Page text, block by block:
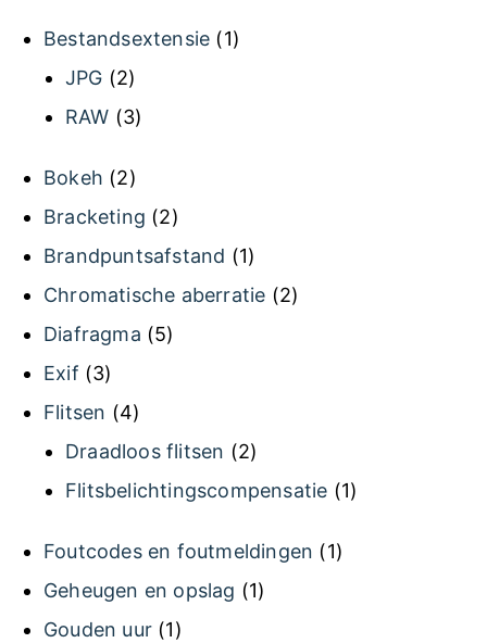
Bestandsextensie (1)
JPG (2)
RAW (3)
Bokeh (2)
Bracketing (2)
Brandpuntsafstand (1)
Chromatische aberratie (2)
Diafragma (5)
Exif (3)
Flitsen (4)
Draadloos flitsen (2)
Flitsbelichtingscompensatie (1)
Foutcodes en foutmeldingen (1)
Geheugen en opslag (1)
Gouden uur (1)